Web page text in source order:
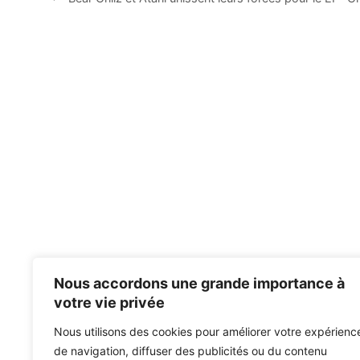
Nous accordons une grande importance à
votre vie privée
Nous utilisons des cookies pour améliorer votre
de navigation, diffuser des publicités ou du contenu